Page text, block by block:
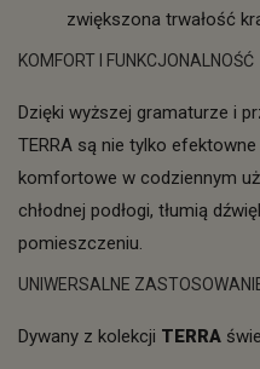
zwiększona trwałość
KOMFORT I FUNKCJONALNOŚĆ
Dzięki wyższej gramaturze i
TERRA są nie tylko
komfortowe w codziennym
chłodnej podłogi, tłumią
pomieszczeniu.
UNIWERSALNE
Dywany z kolekcji TERRA